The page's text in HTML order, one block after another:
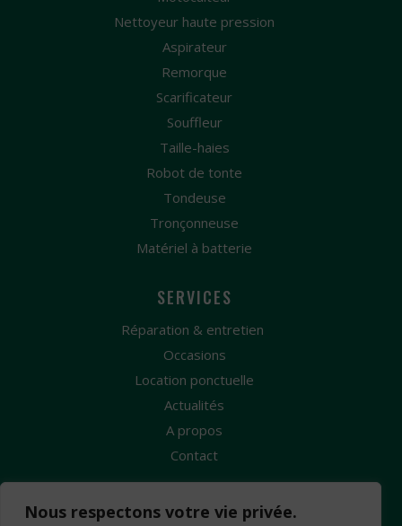
Nous respectons votre vie privée.
Nettoyeur haute pression
Aspirateur
Remorque
Scarificateur
Souffleur
Taille-haies
Robot de tonte
Tondeuse
Tronçonneuse
Matériel à batterie
SERVICES
Réparation & entretien
Occasions
Location ponctuelle
Actualités
A propos
Contact